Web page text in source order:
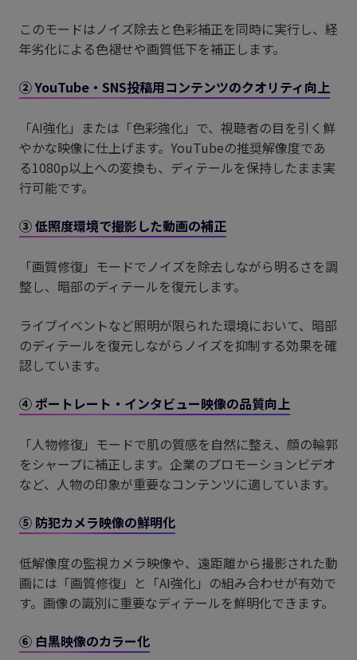
このモードはノイズ除去と色彩補正を同時に実行し、経
年劣化による色褪せや画質低下を補正します。
② YouTube・SNS投稿用コンテンツのクオリティ向上
「AI強化」または「色彩強化」で、視聴者の目を引く鮮
やかな映像に仕上げます。YouTubeの推奨解像度であ
る1080p以上への変換も、ディテールを保持したまま実
行可能です。
③ 低照度環境で撮影した動画の補正
「画質修復」モードでノイズを除去しながら明るさを調
整し、暗部のディテールを復元します。
ライブイベントなど照明が限られた環境において、暗部
のディテールを復元しながらノイズを抑制する効果を確
認しています。
④ ポートレート・インタビュー映像の品質向上
「人物修復」モードで肌の質感を自然に整え、顔の輪郭
をシャープに補正します。​企業のプロモーションビデオ
など、人物の印象が重要なコンテンツに適しています。​
⑤ 防犯カメラ映像の鮮明化
低解像度の監視カメラ映像や、遠距離から撮影された動
画には「画質修復」と「AI強化」の組み合わせが有効で
す。画像の識別に重要なディテールを鮮明化できます。
⑥ 白黒映像のカラー化